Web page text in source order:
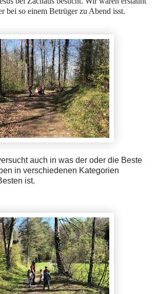
bei so einem Betrüger zu Abend isst.
auch in was der oder die Beste
in verschiedenen Kategorien
ist.